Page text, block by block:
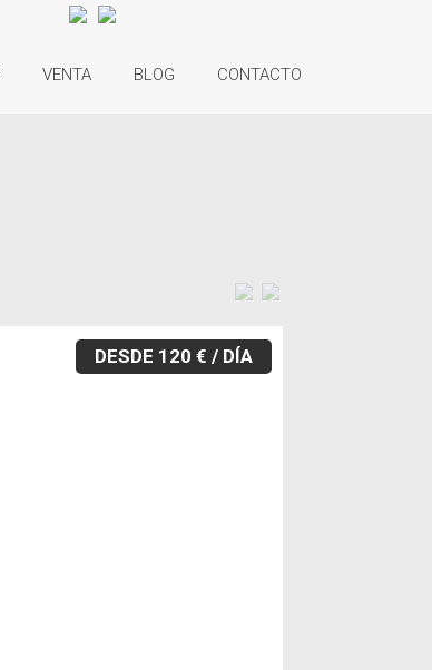
VENTA BLOG CONTACTO
DESDE 120 € / DÍA